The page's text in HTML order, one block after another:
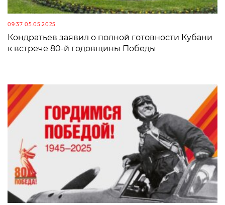
09:37 05.05.2025
Кондратьев заявил о полной готовности Кубани
к встрече 80-й годовщины Победы